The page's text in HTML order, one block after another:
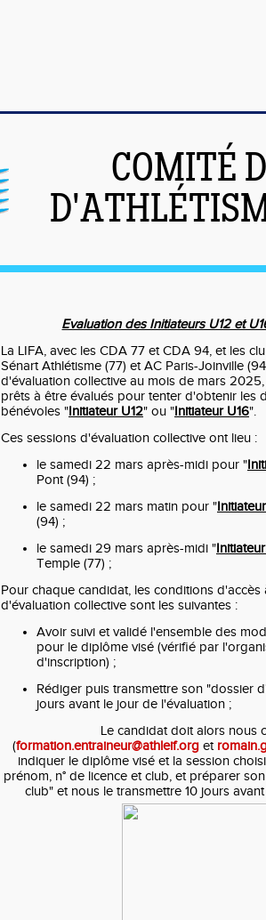
COMITÉ
Evaluation des Initiateurs U12 et
La LIFA, avec les CDA 77 et CDA 94, et les
Sénart Athlétisme (77) et AC Paris-Joinville
d'évaluation collective au mois de mars
prêts à être évalués pour tenter d'obtenir les
bénévoles "Initiateur U12" ou "Initiateur U16".
Ces sessions d'évaluation collective ont lieu :
le samedi 22 mars après-midi pour "
Pont (94) ;
le samedi 22 mars matin pour "
(94) ;
le samedi 29 mars après-midi "
Temple (77) ;
Pour chaque candidat, les conditions d'accès
d'évaluation collective sont les suivantes :
Avoir suivi et validé l'ensemble des
pour le diplôme visé (vérifié par
d'inscription) ;
Rédiger puis transmettre son "dossier
jours avant le jour de l'évaluation ;
Le candidat doit alors nous
(formation.entraineur@athleif.org et
indiquer le diplôme visé et la session
prénom, n° de licence et club, et préparer
club" et nous le transmettre 10 jours